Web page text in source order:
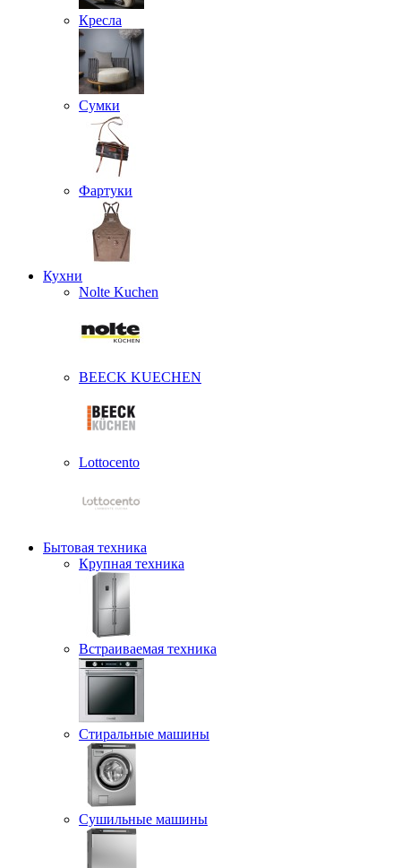
Кресла
Сумки
Фартуки
Кухни
Nolte Kuchen
BEECK KUECHEN
Lottocento
Бытовая техника
Крупная техника
Встраиваемая техника
Стиральные машины
Сушильные машины